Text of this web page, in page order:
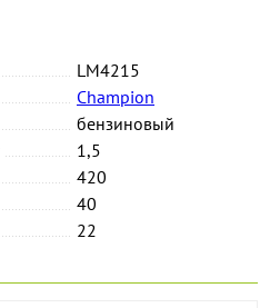
LM4215
Champion
бензиновый
1,5
420
40
22